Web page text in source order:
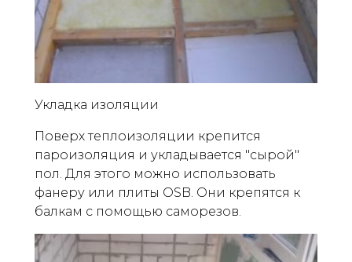
Укладка изоляции
Поверх теплоизоляции крепится
пароизоляция и укладывается "сырой"
пол. Для этого можно использовать
фанеру или плиты OSB. Они крепятся к
балкам с помощью саморезов.